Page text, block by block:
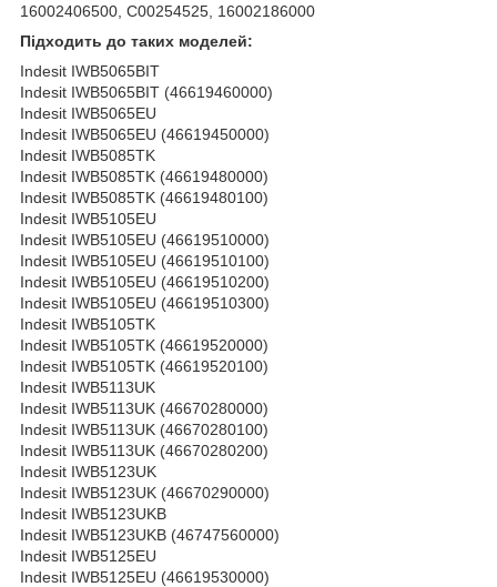
16002406500, C00254525, 16002186000
Підходить до таких моделей:
Indesit IWB5065BIT
Indesit IWB5065BIT (46619460000)
Indesit IWB5065EU
Indesit IWB5065EU (46619450000)
Indesit IWB5085TK
Indesit IWB5085TK (46619480000)
Indesit IWB5085TK (46619480100)
Indesit IWB5105EU
Indesit IWB5105EU (46619510000)
Indesit IWB5105EU (46619510100)
Indesit IWB5105EU (46619510200)
Indesit IWB5105EU (46619510300)
Indesit IWB5105TK
Indesit IWB5105TK (46619520000)
Indesit IWB5105TK (46619520100)
Indesit IWB5113UK
Indesit IWB5113UK (46670280000)
Indesit IWB5113UK (46670280100)
Indesit IWB5113UK (46670280200)
Indesit IWB5123UK
Indesit IWB5123UK (46670290000)
Indesit IWB5123UKB
Indesit IWB5123UKB (46747560000)
Indesit IWB5125EU
Indesit IWB5125EU (46619530000)